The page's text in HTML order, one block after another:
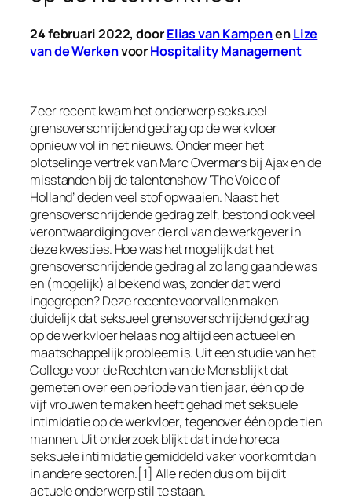
24 februari 2022, doorElias van KampenenLize
van de WerkenvoorHospitality Management
Zeer recent kwam het onderwerp seksueel
grensoverschrijdend gedrag op de werkvloer
opnieuw vol in het nieuws. Onder meer het
plotselinge vertrek van Marc Overmars bij Ajax en de
misstanden bij de talentenshow ‘The Voice of
Holland’ deden veel stof opwaaien. Naast het
grensoverschrijdende gedrag zelf, bestond ook veel
verontwaardiging over de rol van de werkgever in
deze kwesties. Hoe was het mogelijk dat het
grensoverschrijdende gedrag al zo lang gaande was
en (mogelijk) al bekend was, zonder dat werd
ingegrepen? Deze recente voorvallen maken
duidelijk dat seksueel grensoverschrijdend gedrag
op de werkvloer helaas nog altijd een actueel en
maatschappelijk probleem is. Uit een studie van het
College voor de Rechten van de Mens blijkt dat
gemeten over een periode van tien jaar, één op de
vijf vrouwen te maken heeft gehad met seksuele
intimidatie op de werkvloer, tegenover één op de tien
mannen. Uit onderzoek blijkt dat in de horeca
seksuele intimidatie gemiddeld vaker voorkomt dan
in andere sectoren.[1] Alle reden dus om bij dit
actuele onderwerp stil te staan.